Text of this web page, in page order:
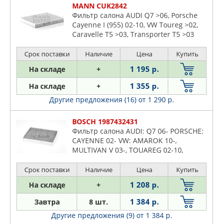
MANN CUK2842
Фильтр салона AUDI Q7 >06, Porsche
Cayenne I (955) 02-10, VW Toureg >02,
Caravelle T5 >03, Transporter T5 >03
Срок поставки Наличие Цена Купить
На складе + 1 195 р.
На складе + 1 355 р.
Другие предложения (16) от 1 290 р.
BOSCH 1987432431
Фильтр салона AUDI: Q7 06- PORSCHE:
CAYENNE 02- VW: AMAROK 10-,
MULTIVAN V 03-, TOUAREG 02-10,
фургон 03-
Срок поставки Наличие Цена Купить
На складе + 1 208 р.
Завтра 8 шт. 1 384 р.
Другие предложения (9) от 1 384 р.